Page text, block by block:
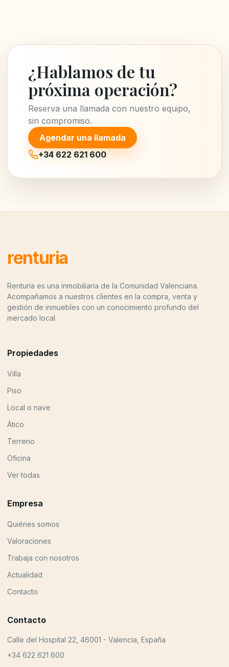
¿Hablamos de tu
próxima operación?
Reserva una llamada con nuestro equipo,
sin compromiso.
Agendar una llamada
+34 622 621 600
renturia
Renturia es una inmobiliaria de la Comunidad Valenciana.
Acompañamos a nuestros clientes en la compra, venta y
gestión de inmuebles con un conocimiento profundo del
mercado local.
Propiedades
Villa
Piso
Local o nave
Ático
Terreno
Oficina
Ver todas
Empresa
Quiénes somos
Valoraciones
Trabaja con nosotros
Actualidad
Contacto
Contacto
Calle del Hospital 22, 46001 - Valencia, España
+34 622 621 600